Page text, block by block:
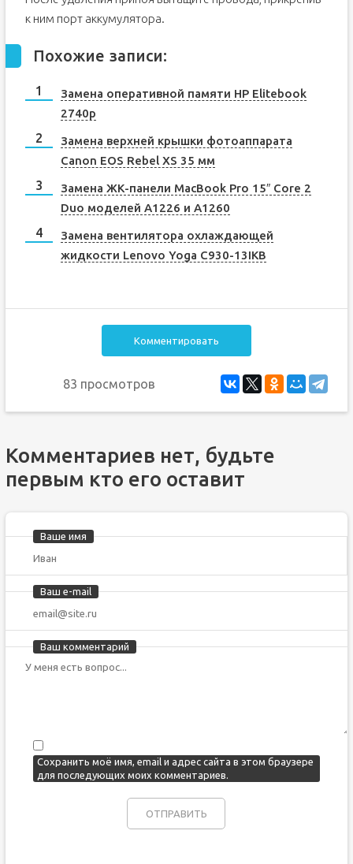
к ним порт аккумулятора.
Похожие записи:
Замена оперативной памяти HP Elitebook
2740p
Замена верхней крышки фотоаппарата
Canon EOS Rebel XS 35 мм
Замена ЖК-панели MacBook Pro 15″ Core 2
Duo моделей A1226 и A1260
Замена вентилятора охлаждающей
жидкости Lenovo Yoga C930-13IKB
Комментировать
83 просмотров
Комментариев нет, будьте
первым кто его оставит
Ваше имя
Ваш e-mail
Ваш комментарий
Сохранить моё имя, email и адрес сайта в этом браузере
для последующих моих комментариев.